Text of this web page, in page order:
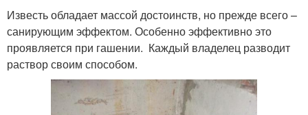
Известь обладает массой достоинств, но прежде всего –
санирующим эффектом. Особенно эффективно это
проявляется при гашении. Каждый владелец разводит
раствор своим способом.